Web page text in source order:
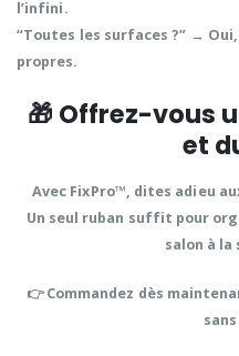
l’infini.
“Toutes les surfaces ?” →
propres.
🎁 Offrez-vous
et
Avec FixPro™, dites adieu
Un seul ruban suffit pour
salon à la
👉Commandez dès